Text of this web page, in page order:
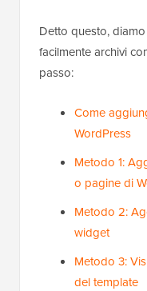
Detto questo,
facilmente archivi
passo:
Come
WordPress
Metodo 1:
o pagine di
Metodo 2:
widget
Metodo 3:
del template